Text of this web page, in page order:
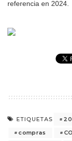
referencia en 2024.
ETIQUETAS
compras